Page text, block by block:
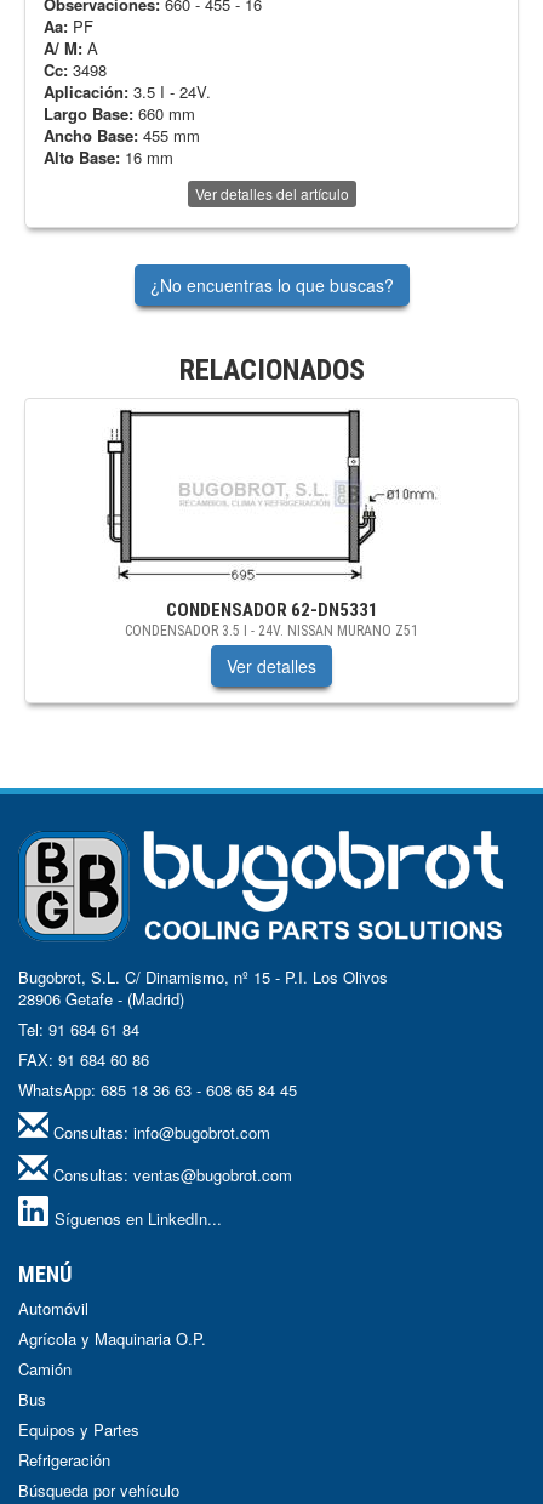
Aa: PF
A/ M: A
Cc: 3498
Aplicación: 3.5 I - 24V.
Largo Base: 660 mm
Ancho Base: 455 mm
Alto Base: 16 mm
Ver detalles del artículo
¿No encuentras lo que buscas?
RELACIONADOS
CONDENSADOR 62-DN5331
CONDENSADOR 3.5 I - 24V. NISSAN MURANO Z51
Ver detalles
Bugobrot, S.L. C/ Dinamismo, nº 15 - P.I. Los Olivos
28906 Getafe - (Madrid)
Tel: 91 684 61 84
FAX: 91 684 60 86
WhatsApp: 685 18 36 63 - 608 65 84 45
Consultas: info@bugobrot.com
Consultas: ventas@bugobrot.com
Síguenos en LinkedIn...
MENÚ
Automóvil
Agrícola y Maquinaria O.P.
Camión
Bus
Equipos y Partes
Refrigeración
Búsqueda por vehículo